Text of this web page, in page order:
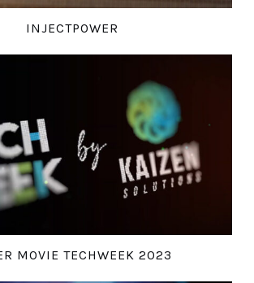
INJECTPOWER
MOVIE TECHWEEK 2023